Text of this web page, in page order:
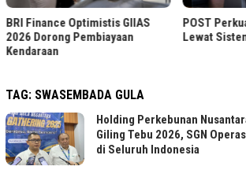
BRI Finance Optimistis GIIAS
2026 Dorong Pembiayaan
Kendaraan
POST
Lewat
TAG: SWASEMBADA GULA
Holding Perkebunan
Giling Tebu 2026, SGN
di Seluruh Indonesia